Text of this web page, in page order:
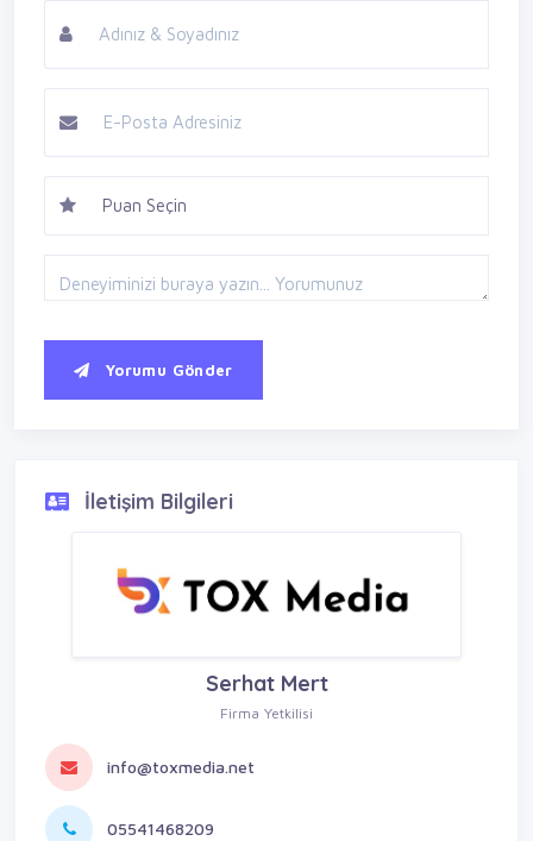
Yorumu Gönder
İletişim Bilgileri
Serhat Mert
Firma Yetkilisi
info@toxmedia.net
05541468209